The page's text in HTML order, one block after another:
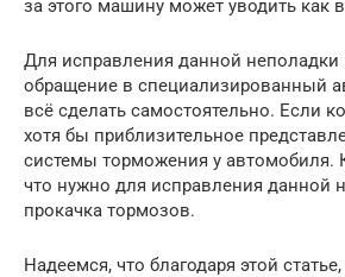
за этого машину может уводить как
Для исправления данной неполадки
обращение в специализированный
всё сделать самостоятельно. Если
хотя бы приблизительное
системы торможения у автомобиля.
что нужно для исправления данной
прокачка тормозов.
Надеемся, что благодаря этой